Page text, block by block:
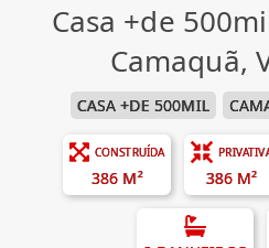
Casa +de
Camaquã,
CASA +DE 500MIL
CONSTRUÍDA
386 M² 386 M²